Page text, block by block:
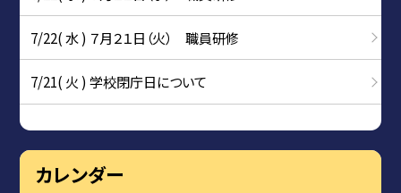
7/22( 水 ) ７月２１日（火） 職員研修
7/21( 火 ) 学校閉庁日について
カレンダー